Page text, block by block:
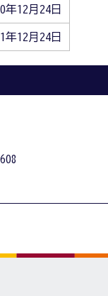
年12月24日
年12月24日